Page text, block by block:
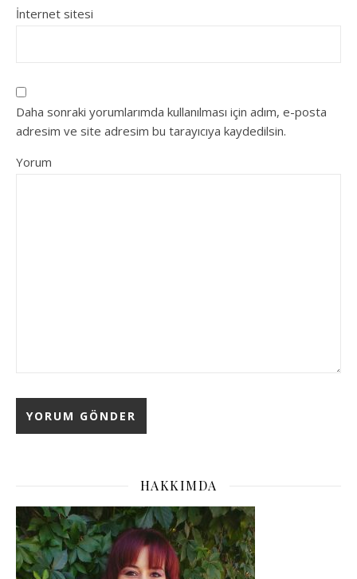
İnternet sitesi
Daha sonraki yorumlarımda kullanılması için adım, e-posta
adresim ve site adresim bu tarayıcıya kaydedilsin.
Yorum
HAKKIMDA